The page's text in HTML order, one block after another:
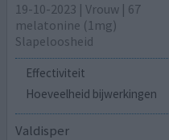
19-10-2023 | Vrouw | 67
melatonine (1mg)
Slapeloosheid
Effectiviteit
Hoeveelheid bijwerkingen
Valdisper